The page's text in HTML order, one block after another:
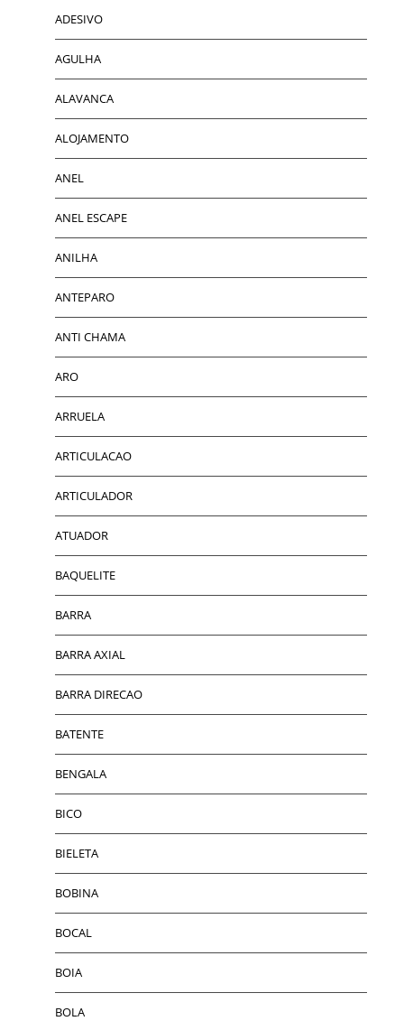
ADESIVO
AGULHA
ALAVANCA
ALOJAMENTO
ANEL
ANEL ESCAPE
ANILHA
ANTEPARO
ANTI CHAMA
ARO
ARRUELA
ARTICULACAO
ARTICULADOR
ATUADOR
BAQUELITE
BARRA
BARRA AXIAL
BARRA DIRECAO
BATENTE
BENGALA
BICO
BIELETA
BOBINA
BOCAL
BOIA
BOLA